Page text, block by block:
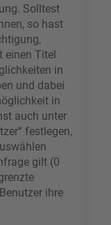
Solltest
so hast
einen Titel
in
und dabei
in
auch unter
festlegen,
gilt (0
ihre